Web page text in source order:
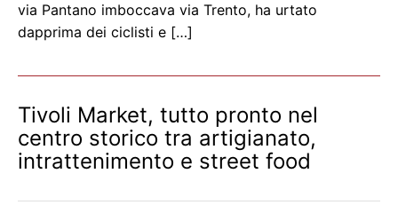
via Pantano imboccava via Trento, ha urtato
dapprima dei ciclisti e […]
Tivoli Market, tutto pronto nel
centro storico tra artigianato,
intrattenimento e street food